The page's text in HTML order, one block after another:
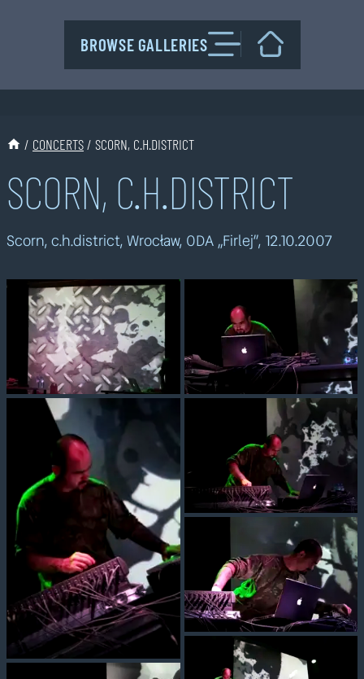
BROWSE GALLERIES
/ CONCERTS/ SCORN, C.H.DISTRICT
SCORN, C.H.DISTRICT
Scorn, c.h.district, Wrocław, ODA „Firlej”, 12.10.2007